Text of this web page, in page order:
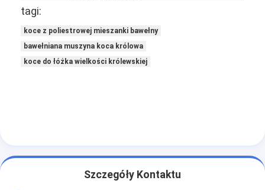
tagi:
koce z poliestrowej mieszanki bawełny
bawełniana muszyna koca królowa
koce do łóżka wielkości królewskiej
Szczegóły Kontaktu